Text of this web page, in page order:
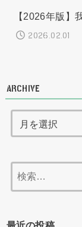
【2026年版】
2026.02.01
ARCHIVE